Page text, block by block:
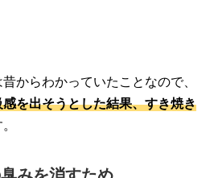
からわかっていたことなので、
を出そうとした結果、すき焼き